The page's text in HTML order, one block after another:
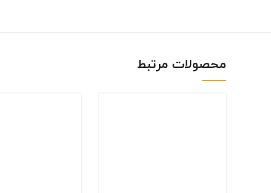
محصولات مرتبط